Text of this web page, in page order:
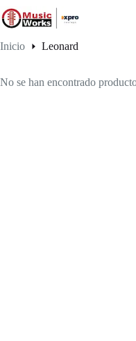
al
contenido
Inicio
Leonard
No se han encontrado